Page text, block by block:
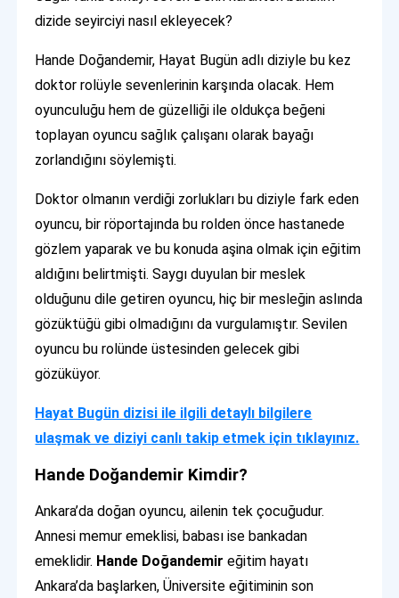
dizide seyirciyi nasıl ekleyecek?
Hande Doğandemir, Hayat Bugün adlı diziyle bu kez
doktor rolüyle sevenlerinin karşında olacak. Hem
oyunculuğu hem de güzelliği ile oldukça beğeni
toplayan oyuncu sağlık çalışanı olarak bayağı
zorlandığını söylemişti.
Doktor olmanın verdiği zorlukları bu diziyle fark eden
oyuncu, bir röportajında bu rolden önce hastanede
gözlem yaparak ve bu konuda aşina olmak için eğitim
aldığını belirtmişti. Saygı duyulan bir meslek
olduğunu dile getiren oyuncu, hiç bir mesleğin aslında
gözüktüğü gibi olmadığını da vurgulamıştır. Sevilen
oyuncu bu rolünde üstesinden gelecek gibi
gözüküyor.
Hayat Bugün dizisi ile ilgili detaylı bilgilere
ulaşmak ve diziyi canlı takip etmek için tıklayınız.
Hande Doğandemir Kimdir?
Ankara’da doğan oyuncu, ailenin tek çocuğudur.
Annesi memur emeklisi, babası ise bankadan
emeklidir. Hande Doğandemireğitim hayatı
Ankara’da başlarken, Üniversite eğitiminin son